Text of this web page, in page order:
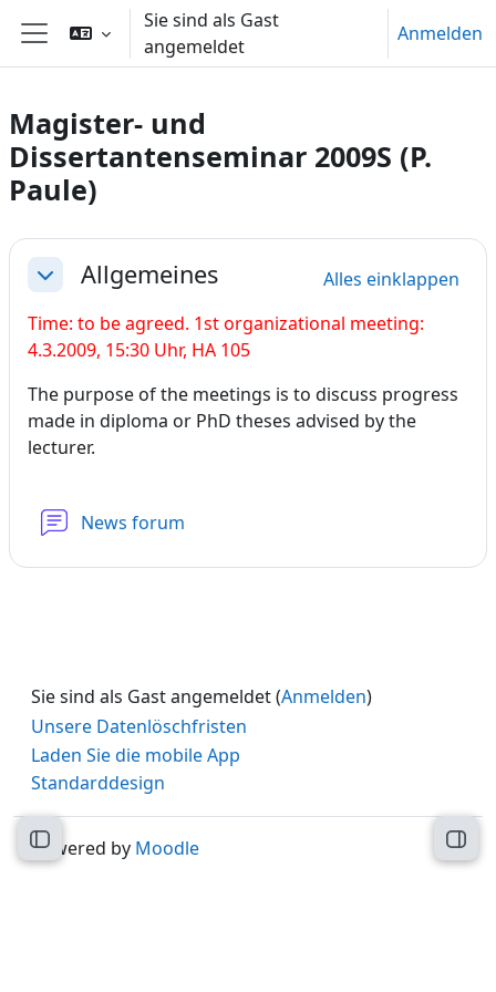
Zum Hauptinhalt
Website-Übersicht
Sie sind als Gast
angemeldet
Anmelden
Kursindex öffnen
Magister- und
Dissertantenseminar 2009S (P.
Paule)
Abschnittsübersicht
EinklappenAllgemeines
Alles einklappen
Time: to be agreed. 1st organizational meeting:
4.3.2009, 15:30 Uhr, HA 105
The purpose of the meetings is to discuss progress
made in diploma or PhD theses advised by the
lecturer.
News forum
Sie sind als Gast angemeldet (Anmelden)
Unsere Datenlöschfristen
Laden Sie die mobile App
Standarddesign
Powered by Moodle